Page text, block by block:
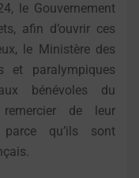
le Gouvernement
afin d’ouvrir ces
le Ministère des
et paralympiques
bénévoles du
de leur
qu’ils sont